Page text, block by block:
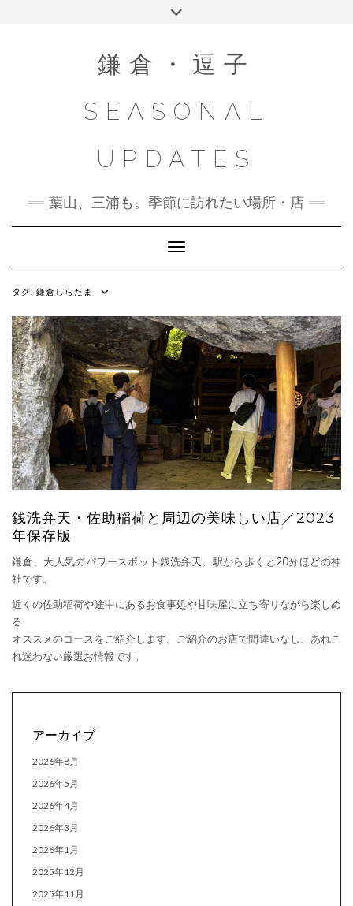
鎌倉・逗子
SEASONAL
UPDATES
葉山、三浦も。季節に訪れたい場所・店
Toggle Navigation
タグ: 鎌倉しらたま
銭洗弁天・佐助稲荷と周辺の美味しい店／2023
年保存版
鎌倉、大人気のパワースポット銭洗弁天。駅から歩くと20分ほどの神
社です。
近くの佐助稲荷や途中にあるお食事処や甘味屋に立ち寄りながら楽しめ
る
オススメのコースをご紹介します。ご紹介のお店で間違いなし、あれこ
れ迷わない厳選お情報です。
アーカイブ
2026年8月
2026年5月
2026年4月
2026年3月
2026年1月
2025年12月
2025年11月